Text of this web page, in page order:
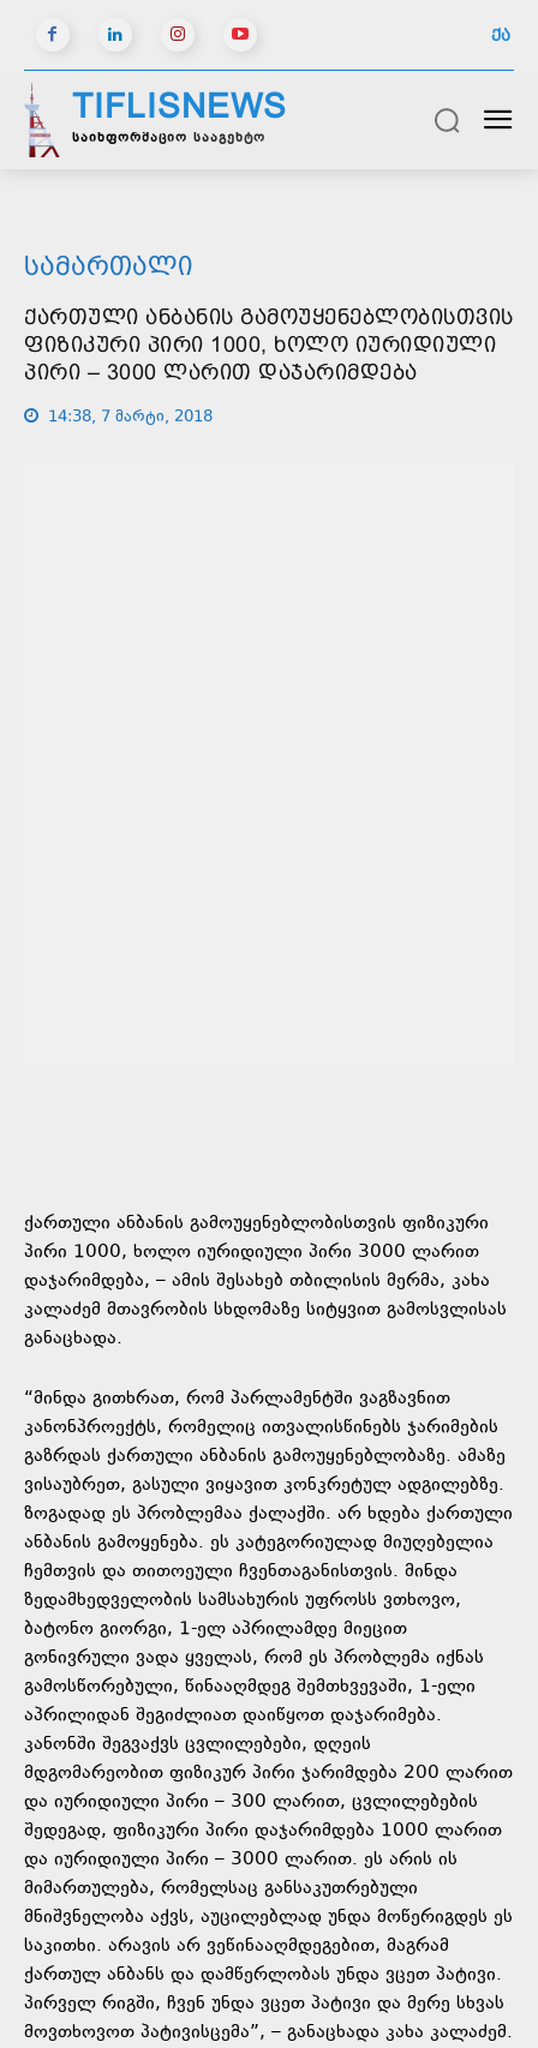
ᲥᲐ
TIFLISNEWS
საინფორმაციო სააგენტო
ᲡᲐᲛᲐᲠᲗᲐᲚᲘ
ᲥᲐᲠᲗᲣᲚᲘ ᲐᲜᲑᲐᲜᲘᲡ ᲒᲐᲛᲝᲣᲧᲔᲜᲔᲑᲚᲝᲑᲘᲡᲗᲕᲘᲡ
ᲤᲘᲖᲘᲙᲣᲠᲘ ᲞᲘᲠᲘ 1000, ᲮᲝᲚᲝ ᲘᲣᲠᲘᲓᲘᲣᲚᲘ
ᲞᲘᲠᲘ – 3000 ᲚᲐᲠᲘᲗ ᲓᲐᲯᲐᲠᲘᲛᲓᲔᲑᲐ
14:38, 7 მარტი, 2018
ქართული ანბანის გამოუყენებლობისთვის ფიზიკური
პირი 1000, ხოლო იურიდიული პირი 3000 ლარით
დაჯარიმდება, – ამის შესახებ თბილისის მერმა, კახა
კალაძემ მთავრობის სხდომაზე სიტყვით გამოსვლისას
განაცხადა.
“მინდა გითხრათ, რომ პარლამენტში ვაგზავნით
კანონპროექტს, რომელიც ითვალისწინებს ჯარიმების
გაზრდას ქართული ანბანის გამოუყენებლობაზე. ამაზე
ვისაუბრეთ, გასული ვიყავით კონკრეტულ ადგილებზე.
ზოგადად ეს პრობლემაა ქალაქში. არ ხდება ქართული
ანბანის გამოყენება. ეს კატეგორიულად მიუღებელია
ჩემთვის და თითოეული ჩვენთაგანისთვის. მინდა
ზედამხედველობის სამსახურის უფროსს ვთხოვო,
ბატონო გიორგი, 1-ელ აპრილამდე მიეცით
გონივრული ვადა ყველას, რომ ეს პრობლემა იქნას
გამოსწორებული, წინააღმდეგ შემთხვევაში, 1-ელი
აპრილიდან შეგიძლიათ დაიწყოთ დაჯარიმება.
კანონში შეგვაქვს ცვლილებები, დღეის
მდგომარეობით ფიზიკურ პირი ჯარიმდება 200 ლარით
და იურიდიული პირი – 300 ლარით, ცვლილებების
შედეგად, ფიზიკური პირი დაჯარიმდება 1000 ლარით
და იურიდიული პირი – 3000 ლარით. ეს არის ის
მიმართულება, რომელსაც განსაკუთრებული
მნიშვნელობა აქვს, აუცილებლად უნდა მოწერიგდეს ეს
საკითხი. არავის არ ვეწინააღმდეგებით, მაგრამ
ქართულ ანბანს და დამწერლობას უნდა ვცეთ პატივი.
პირველ რიგში, ჩვენ უნდა ვცეთ პატივი და მერე სხვას
მოვთხოვოთ პატივისცემა”, – განაცხადა კახა კალაძემ.